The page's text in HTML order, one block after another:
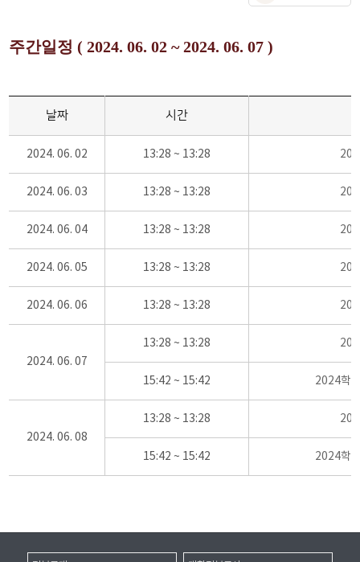
주간일정 ( 2024. 06. 02 ~ 2024. 06. 07 )
날짜 시간
2024. 06. 02 13:28 ~ 13:28
2024. 06. 03 13:28 ~ 13:28
2024. 06. 04 13:28 ~ 13:28
2024. 06. 05 13:28 ~ 13:28
2024. 06. 06 13:28 ~ 13:28
2024. 06. 07
13:28 ~ 13:28
15:42 ~ 15:42 2024학
2024. 06. 08
13:28 ~ 13:28
15:42 ~ 15:42 2024학